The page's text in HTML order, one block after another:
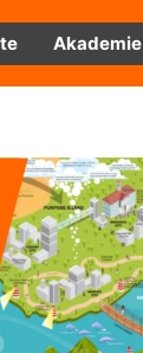
Akademie